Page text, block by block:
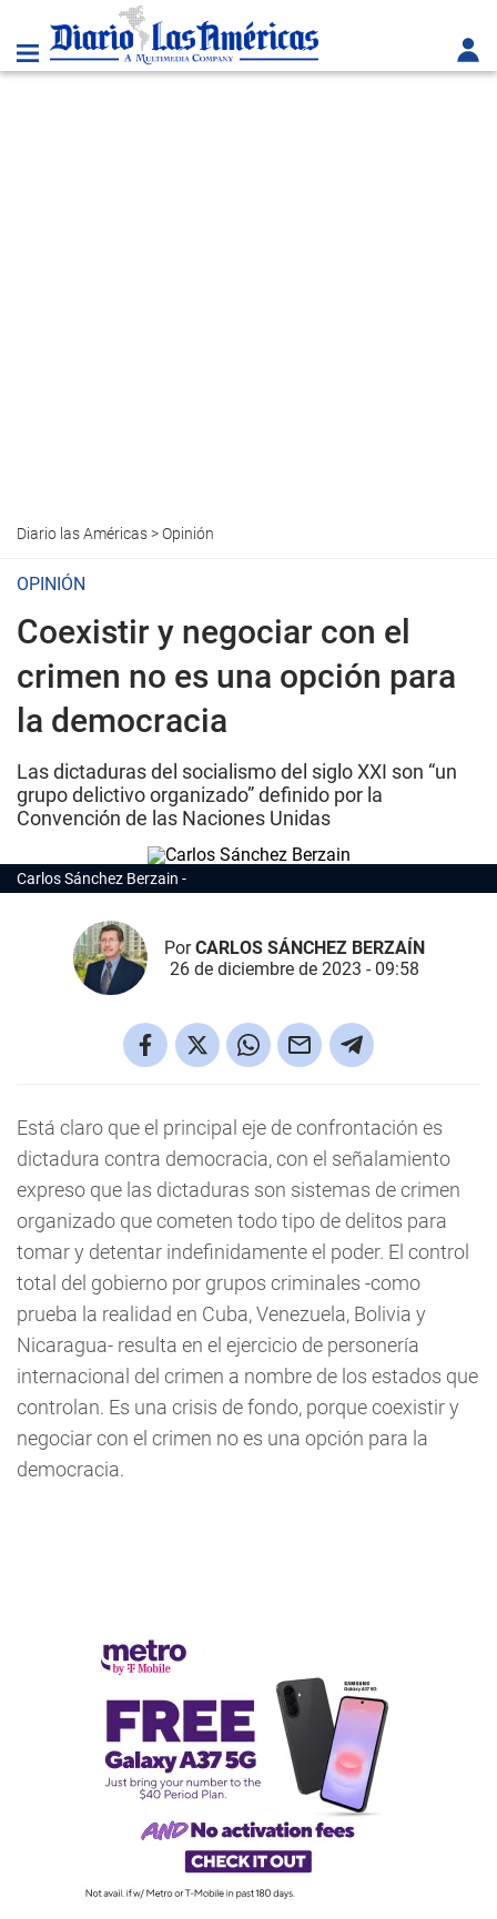
Diario las Américas>Opinión
OPINIÓN
Coexistir y negociar con el
crimen no es una opción para
la democracia
Las dictaduras del socialismo del siglo XXI son “un
grupo delictivo organizado” definido por la
Convención de las Naciones Unidas
Carlos Sánchez Berzain
PorCARLOS SÁNCHEZ BERZAÍN
26 de diciembre de 2023 - 09:58
Está claro que el principal eje de confrontación es
dictadura contra democracia, con el señalamiento
expreso que las dictaduras son sistemas de crimen
organizado que cometen todo tipo de delitos para
tomar y detentar indefinidamente el poder. El control
total del gobierno por grupos criminales -como
prueba la realidad en Cuba, Venezuela, Bolivia y
Nicaragua- resulta en el ejercicio de personería
internacional del crimen a nombre de los estados que
controlan. Es una crisis de fondo, porque coexistir y
negociar con el crimen no es una opción para la
democracia.